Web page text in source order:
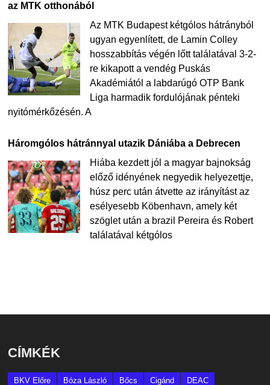
az MTK otthonából
Az MTK Budapest kétgólos hátrányból
ugyan egyenlített, de Lamin Colley
hosszabbítás végén lőtt találatával 3-2-
re kikapott a vendég Puskás
Akadémiától a labdarúgó OTP Bank
Liga harmadik fordulójának pénteki
nyitómérkőzésén. A
Háromgólos hátránnyal utazik Dániába a Debrecen
Hiába kezdett jól a magyar bajnokság
előző idényének negyedik helyezettje,
húsz perc után átvette az irányítást az
esélyesebb Köbenhavn, amely két
szöglet után a brazil Pereira és Robert
találatával kétgólos
CÍMKÉK
BKV Előre Bóza László Bőcs Cigánd
DEAC